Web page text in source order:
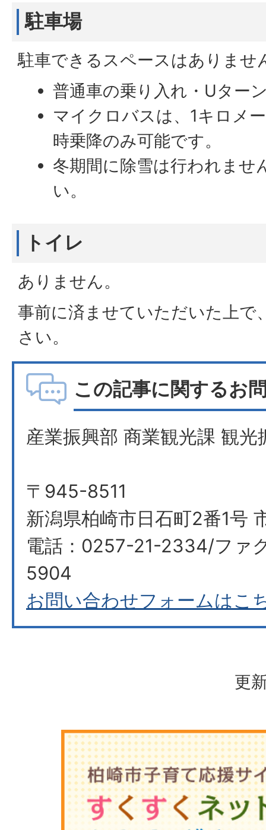
駐車場
駐車できるスペースはありませ
普通車の乗り入れ・Uター
マイクロバスは、1キロメ
時乗降のみ可能です。
冬期間に除雪は行われませ
い。
トイレ
ありません。
事前に済ませていただいた上で
さい。
この記事に関するお
産業振興部 商業観光課 観光
〒945-8511
新潟県柏崎市日石町2番1号
電話：0257-21-2334/ファ
5904
お問い合わせフォームはこ
更